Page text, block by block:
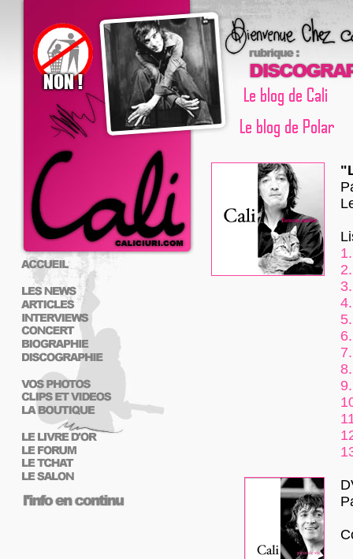
1.
2.
3.
4.
5.
6.
7.
8.
9.